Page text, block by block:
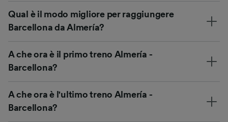
Qual è il modo migliore per raggiungere
Barcellona da Almería?
A che ora è il primo treno Almería -
Barcellona?
A che ora è l'ultimo treno Almería -
Barcellona?